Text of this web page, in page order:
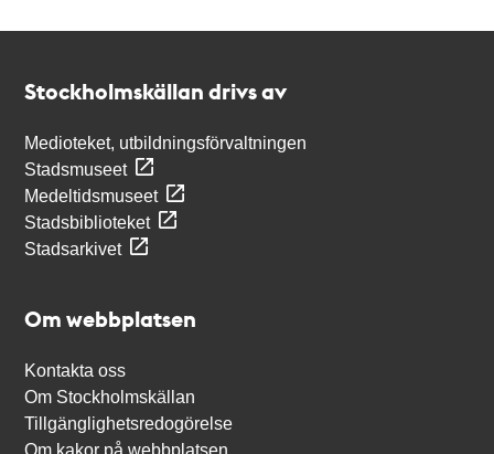
Stockholmskällan drivs av
Medioteket, utbildningsförvaltningen
Stadsmuseet
Medeltidsmuseet
Stadsbiblioteket
Stadsarkivet
Om webbplatsen
Kontakta oss
Om Stockholmskällan
Tillgänglighetsredogörelse
Om kakor på webbplatsen